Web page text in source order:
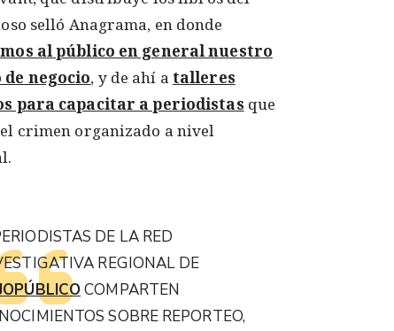
selló Anagrama, en donde
al público en general nuestro
de negocio, y de ahí a talleres
para capacitar a periodistas que
crimen organizado a nivel
DE LA RED
REGIONAL DE
COMPARTEN
SOBRE REPORTEO,